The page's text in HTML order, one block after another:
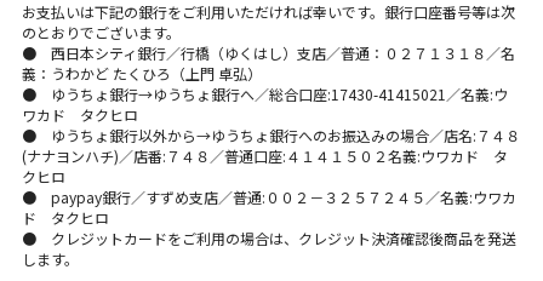
お支払いは下記の銀行をご利用いただければ幸いです。銀行口座番号等は次
のとおりでございます。
● 西日本シティ銀行／行橋（ゆくはし）支店／普通：０２７１３１８／名
義：うわかど たくひろ（上門 卓弘）
● ゆうちょ銀行→ゆうちょ銀行へ／総合口座:17430-41415021／名義:ウ
ワカド タクヒロ
● ゆうちょ銀行以外から→ゆうちょ銀行へのお振込みの場合／店名:７４８
(ナナヨンハチ)／店番:７４８／普通口座:４１４１５０２名義:ウワカド タ
クヒロ
● paypay銀行／すずめ支店／普通:００２－３２５７２４５／名義:ウワカ
ド タクヒロ
● クレジットカードをご利用の場合は、クレジット決済確認後商品を発送
します。